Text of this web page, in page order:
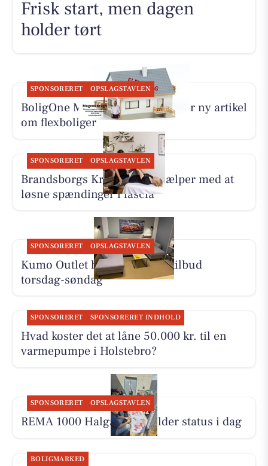
Frisk start, men dagen
holder tørt
SPONSORERET OPSLAGSTAVLEN
BoligOne Mogens Kragh I/S deler ny artikel
om flexboliger
SPONSORERET OPSLAGSTAVLEN
Brandsborgs Kropsterapi hjælper med at
løsne spændinger i fascia
SPONSORERET OPSLAGSTAVLEN
Kumo Outlet har nye skarpe tilbud
torsdag-søndag
SPONSORERET SPONSORERET INDHOLD
Hvad koster det at låne 50.000 kr. til en
varmepumpe i Holstebro?
SPONSORERET OPSLAGSTAVLEN
REMA 1000 Halgårdvej holder status i dag
BOLIGMARKED